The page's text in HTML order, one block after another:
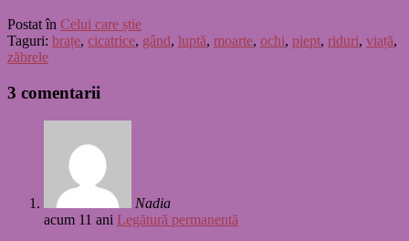
Postat în Celui care știe
Taguri: brațe, cicatrice, gând, luptă, moarte, ochi, piept, riduri, viață,
zăbrele
3 comentarii
Nadia
acum 11 ani Legătură permanentă